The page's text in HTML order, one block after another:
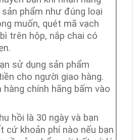
phẩm như đúng loại
muốn, quét mã vạch
trên hộp, nắp chai có
sử dụng sản phẩm
cho người giao hàng.
hàng chính hãng bấm vào
hồi là 30 ngày và bạn
cứ khoản phí nào nếu bạn